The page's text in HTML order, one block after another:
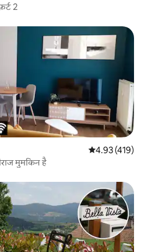
2
औसत रेटिंग 5 में से
4.93 (419)
मुमकिन है